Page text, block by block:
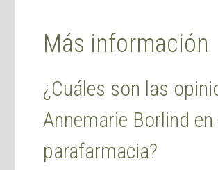
Más información
¿Cuáles son las
Annemarie Borlind
parafarmacia?